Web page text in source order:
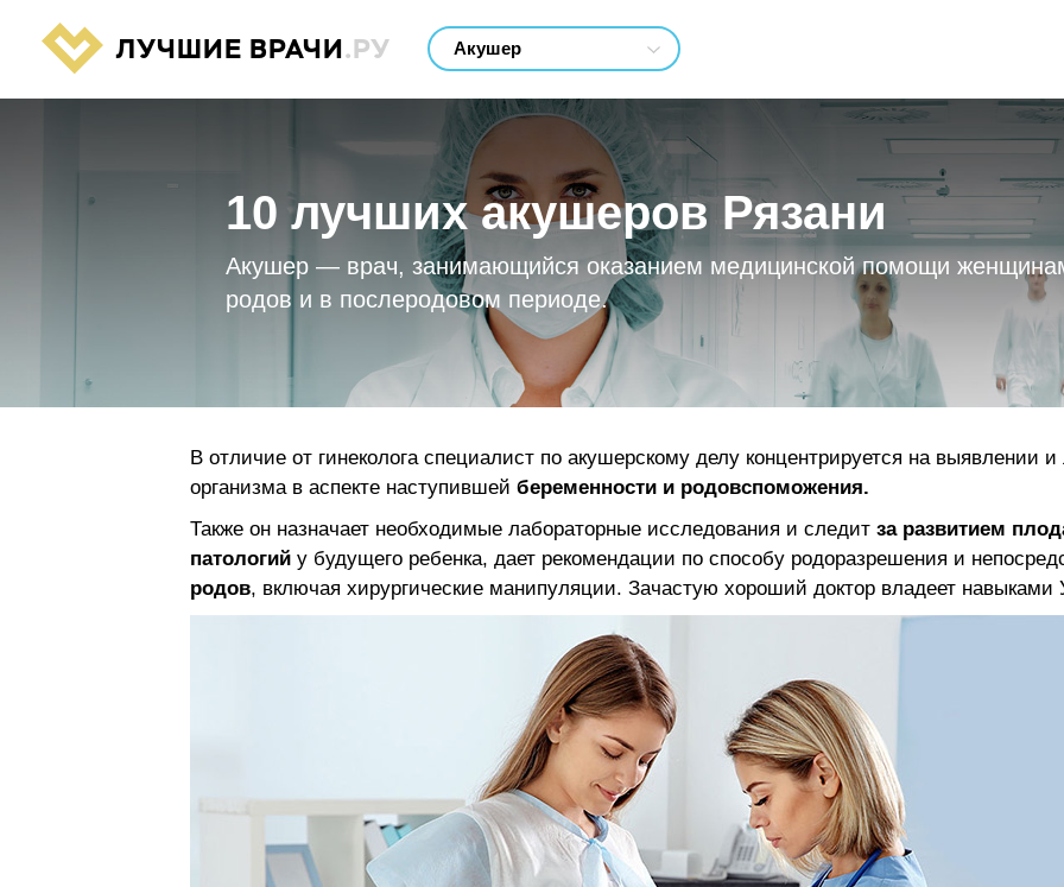
ЛУЧШИЕ ВРАЧИ.РУ
10 лучших акушеров Рязани
Акушер — врач, занимающийся оказанием медицинской помощи
родов и в послеродовом периоде.
В отличие от гинеколога специалист по акушерскому делу концентрируется на выявлении и
организма в аспекте наступившей беременности и родовспоможения.
Также он назначает необходимые лабораторные исследования и следит за развитием
патологий у будущего ребенка, дает рекомендации по способу родоразрешения и
родов, включая хирургические манипуляции. Зачастую хороший доктор владеет навыками